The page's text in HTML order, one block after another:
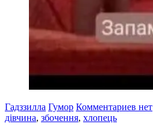
Гадззилла Гумор Комментариев нет
дівчина, збочення, хлопець